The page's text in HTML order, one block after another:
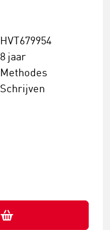
HVT679954
8 jaar
Methodes
Schrijven